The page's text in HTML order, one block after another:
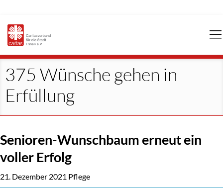
375 Wünsche gehen in
Erfüllung
Senioren-Wunschbaum erneut ein
voller Erfolg
21. Dezember 2021 Pflege